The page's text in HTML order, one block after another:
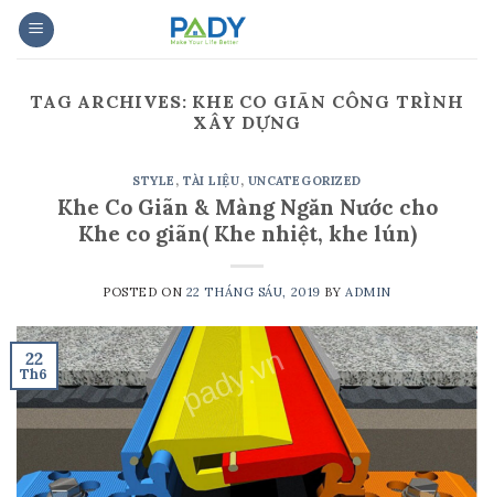
Skip
TAG ARCHIVES: KHE CO GIÃN CÔNG TRÌNH
XÂY DỰNG
STYLE ,TÀI LIỆU, UNCATEGORIZED
Khe Co Giãn & Màng Ngăn Nước cho
Khe co giãn( Khe nhiệt, khe lún)
POSTED ON 22 THÁNG SÁU, 2019 BY ADMIN
22
Th6